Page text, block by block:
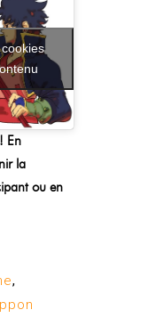
En
la
ou en
,